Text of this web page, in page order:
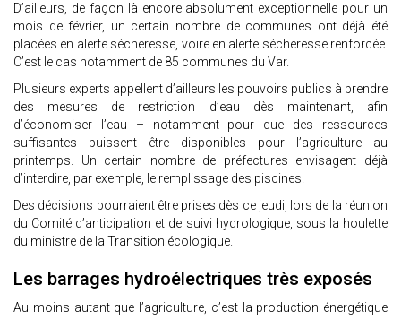
D’ailleurs, de façon là encore absolument exceptionnelle pour un
mois de février, un certain nombre de communes ont déjà été
placées en alerte sécheresse, voire en alerte sécheresse renforcée.
C’est le cas notamment de 85 communes du Var.
Plusieurs experts appellent d’ailleurs les pouvoirs publics à prendre
des mesures de restriction d’eau dès maintenant, afin
d’économiser l’eau – notamment pour que des ressources
suffisantes puissent être disponibles pour l’agriculture au
printemps. Un certain nombre de préfectures envisagent déjà
d’interdire, par exemple, le remplissage des piscines.
Des décisions pourraient être prises dès ce jeudi, lors de la réunion
du Comité d’anticipation et de suivi hydrologique, sous la houlette
du ministre de la Transition écologique.
Les barrages hydroélectriques très exposés
Au moins autant que l’agriculture, c’est la production énergétique